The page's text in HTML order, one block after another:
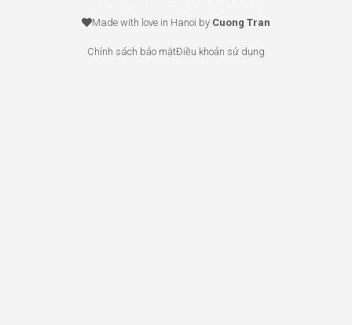
Made with love in Hanoi by Cuong Tran
Chính sách bảo mậtĐiều khoản sử dụng